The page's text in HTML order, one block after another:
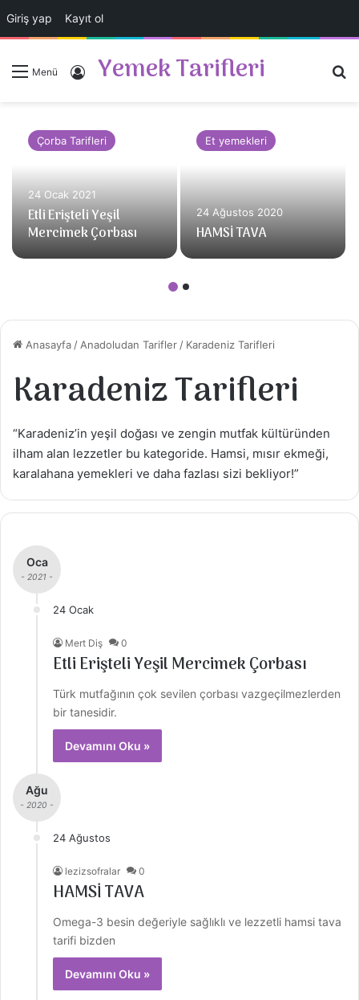
Giriş yap Kayıt ol
Menü Giriş Yap
Yemek Tarifleri
Çorba Tarifleri
24 Ocak 2021
Etli Erişteli Yeşil
Mercimek Çorbası
Et yemekleri
24 Ağustos 2020
HAMSİ TAVA
Anasayfa / Anadoludan Tarifler / Karadeniz Tarifleri
Karadeniz Tarifleri
“Karadeniz’in yeşil doğası ve zengin mutfak kültüründen
ilham alan lezzetler bu kategoride. Hamsi, mısır ekmeği,
karalahana yemekleri ve daha fazlası sizi bekliyor!”
Oca
- 2021 -
24 Ocak
Mert Diş 0
Etli Erişteli Yeşil Mercimek Çorbası
Türk mutfağının çok sevilen çorbası vazgeçilmezlerden
bir tanesidir.
Devamını Oku »
Ağu
- 2020 -
24 Ağustos
lezizsofralar 0
HAMSİ TAVA
Omega-3 besin değeriyle sağlıklı ve lezzetli hamsi tava
tarifi bizden
Devamını Oku »